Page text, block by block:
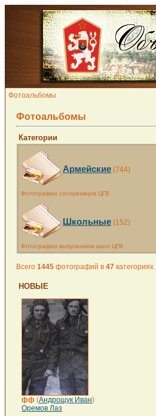
Фотоальбомы
Фотоальбомы
Категории
Армейские (744)
Фотографии сослуживцев ЦГВ
Школьные (152)
Фотографии выпускников школ ЦГВ
Всего 1445 фотографий в 47 категориях.
НОВЫЕ
фф (Андрощук Иван)
Оремов Лаз